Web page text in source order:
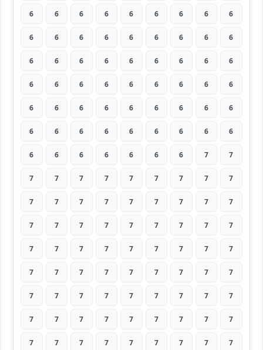
6 6 6 6 6 6 6 6 6
6 6 6 6 6 6 6 6 6
6 6 6 6 6 6 6 6 6
6 6 6 6 6 6 6 6 6
6 6 6 6 6 6 6 6 6
6 6 6 6 6 6 6 6 6
6 6 6 6 6 6 6 7 7
7 7 7 7 7 7 7 7 7
7 7 7 7 7 7 7 7 7
7 7 7 7 7 7 7 7 7
7 7 7 7 7 7 7 7 7
7 7 7 7 7 7 7 7 7
7 7 7 7 7 7 7 7 7
7 7 7 7 7 7 7 7 7
7 7 7 7 7 7 7 7 7